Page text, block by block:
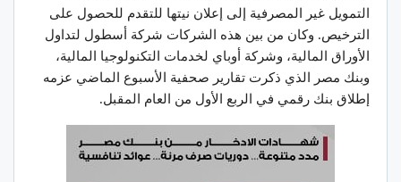
التمويل غير المصرفية إلى إعلان نيتها للتقدم للحصول على
الترخيص. وكان من بين هذه الشركات شركة أسطول لتداول
الأوراق المالية، وشركة أوباي لخدمات التكنولوجيا المالية،
وبنك مصر الذي ذكرت تقارير صحفية الأسبوع الماضي عزمه
إطلاق بنك رقمي في الربع الأول من العام المقبل.